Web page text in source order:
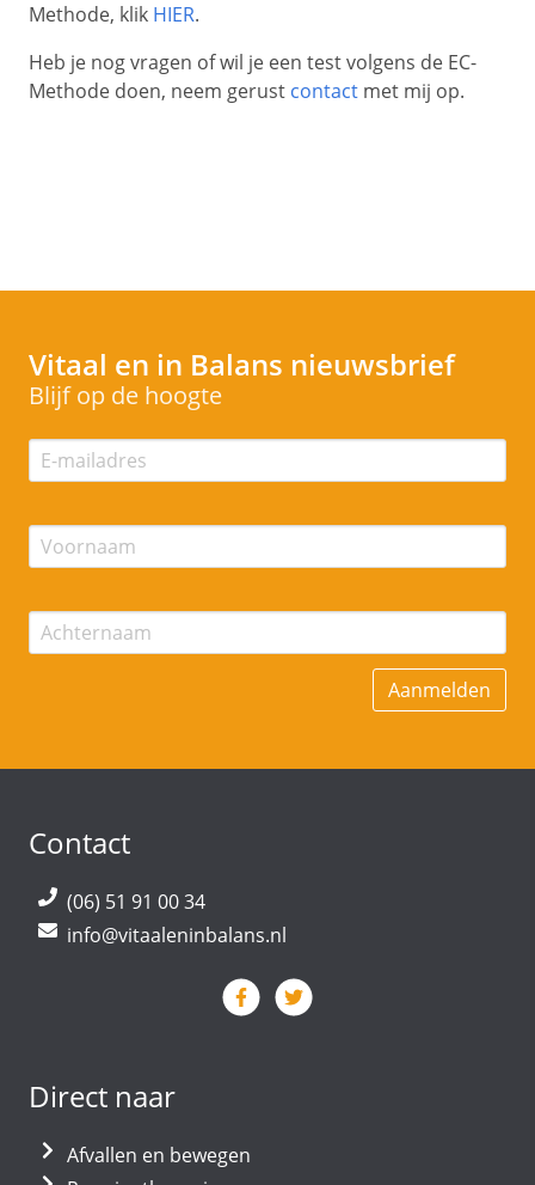
Methode, klik HIER.
Heb je nog vragen of wil je een test volgens de EC-
Methode doen, neem gerust contact met mij op.
Vitaal en in Balans nieuwsbrief
Blijf op de hoogte
Contact
(06) 51 91 00 34
info@vitaaleninbalans.nl
Direct naar
Afvallen en bewegen